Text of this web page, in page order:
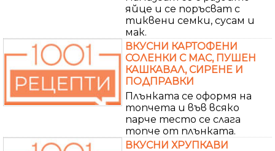
яйце и се поръсват с
тиквени семки, сусам и
мак.
ВКУСНИ КАРТОФЕНИ
СОЛЕНКИ С МАС, ПУШЕН
КАШКАВАЛ, СИРЕНЕ И
ПОДПРАВКИ
Плънката се оформя на
топчета и във всяко
парче тесто се слага
топче от плънката.
ВКУСНИ ХРУПКАВИ